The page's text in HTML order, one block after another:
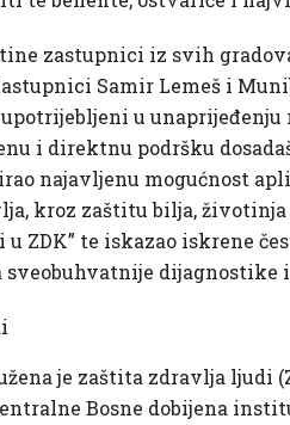
zastupnici iz svih
Samir Lemeš i
u
i direktnu podršku
najavljenu mogućnost
kroz zaštitu bilja,
ZDK” te iskazao iskrene
sveobuhvatnije
je zaštita zdravlja
Bosne dobijena